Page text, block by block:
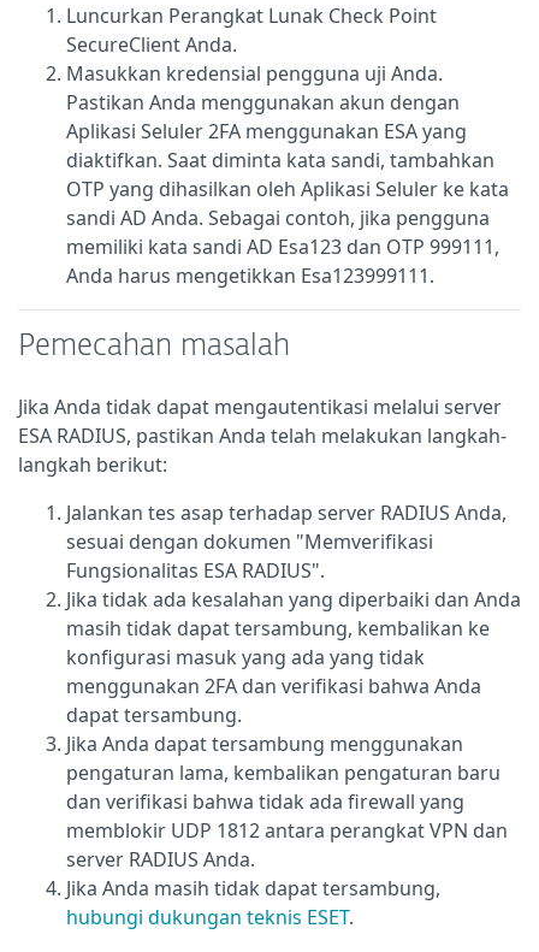
Luncurkan Perangkat Lunak Check Point
SecureClient Anda.
Masukkan kredensial pengguna uji Anda.
Pastikan Anda menggunakan akun dengan
Aplikasi Seluler 2FA menggunakan ESA yang
diaktifkan. Saat diminta kata sandi, tambahkan
OTP yang dihasilkan oleh Aplikasi Seluler ke kata
sandi AD Anda. Sebagai contoh, jika pengguna
memiliki kata sandi AD Esa123 dan OTP 999111,
Anda harus mengetikkan Esa123999111.
Pemecahan masalah
Jika Anda tidak dapat mengautentikasi melalui server
ESA RADIUS, pastikan Anda telah melakukan langkah-
langkah berikut:
Jalankan tes asap terhadap server RADIUS Anda,
sesuai dengan dokumen "Memverifikasi
Fungsionalitas ESA RADIUS".
Jika tidak ada kesalahan yang diperbaiki dan Anda
masih tidak dapat tersambung, kembalikan ke
konfigurasi masuk yang ada yang tidak
menggunakan 2FA dan verifikasi bahwa Anda
dapat tersambung.
Jika Anda dapat tersambung menggunakan
pengaturan lama, kembalikan pengaturan baru
dan verifikasi bahwa tidak ada firewall yang
memblokir UDP 1812 antara perangkat VPN dan
server RADIUS Anda.
Jika Anda masih tidak dapat tersambung,
hubungi dukungan teknis ESET.